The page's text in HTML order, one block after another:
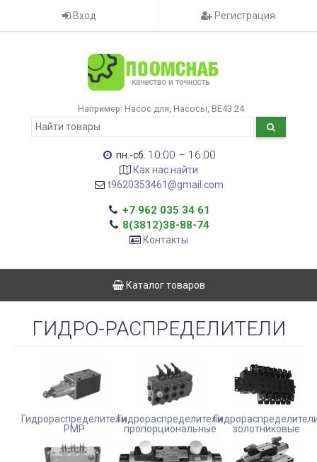
Вход Регистрация
Например: Насос для Насосы ВЕ43.24
пн.-сб. 10:00 – 16:00
Как нас найти
t9620353461@gmail.com
+7 962 035 34 61
8(3812)38-88-74
Контакты
Каталог товаров
ГИДРО-РАСПРЕДЕЛИТЕЛИ
Гидрораспределители
РМР
Гидрораспределители
пропорциональные
золотниковые